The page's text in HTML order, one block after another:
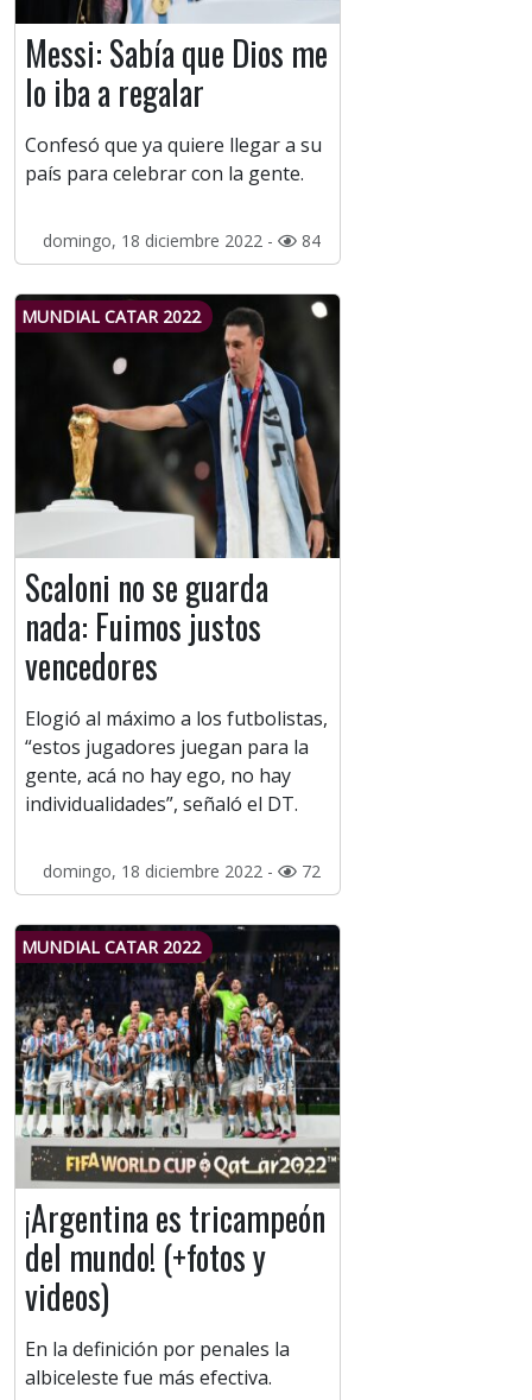
Messi: Sabía que Dios me
lo iba a regalar
Confesó que ya quiere llegar a su
país para celebrar con la gente.
domingo, 18 diciembre 2022 - 84
MUNDIAL CATAR 2022
Scaloni no se guarda
nada: Fuimos justos
vencedores
Elogió al máximo a los futbolistas,
“estos jugadores juegan para la
gente, acá no hay ego, no hay
individualidades”, señaló el DT.
domingo, 18 diciembre 2022 - 72
MUNDIAL CATAR 2022
¡Argentina es tricampeón
del mundo! (+fotos y
videos)
En la definición por penales la
albiceleste fue más efectiva.